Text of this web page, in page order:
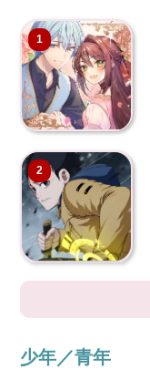
1
2
少年／青年